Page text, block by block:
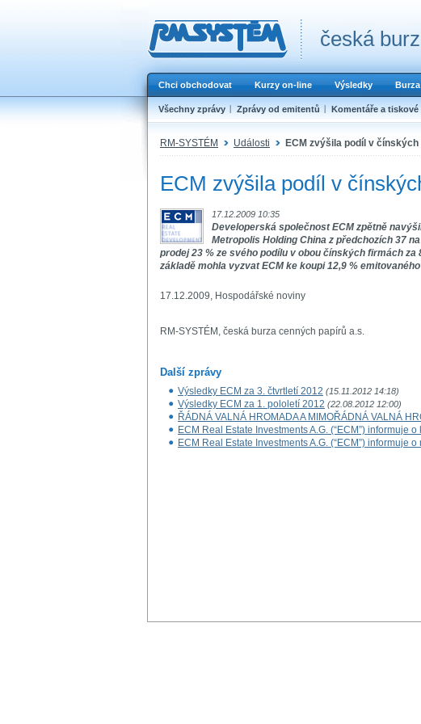
česká
Chci obchodovat Kurzy on-line Výsledky
Všechny zprávy Zprávy od emitentů Komentáře a tiskové
RM-SYSTÉM Události ECM zvýšila podíl v
ECM zvýšila podíl v
17.12.2009 10:35
Developerská společnost ECM zpětně
Metropolis Holding China z předchozích 37
prodej 23 % ze svého podílu v obou čínských firmách
základě mohla vyzvat ECM ke koupi 12,9 %
17.12.2009, Hospodářské noviny
RM-SYSTÉM, česká burza cenných papírů a.s.
Další zprávy
Výsledky ECM za 3. čtvrtletí 2012 (15.11.2012 14:18)
Výsledky ECM za 1. pololetí 2012 (22.08.2012 12:00)
ŘÁDNÁ VALNÁ HROMADA A MIMOŘÁDNÁ VALNÁ
ECM Real Estate Investments A.G. (“ECM”) informuje
ECM Real Estate Investments A.G. (“ECM”) informuje